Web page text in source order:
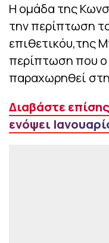
Η ομάδα της
την περίπτωση
επιθετικόυ,της
περίπτωση που ο
παραχωρηθεί
Διαβάστε
ενόψει